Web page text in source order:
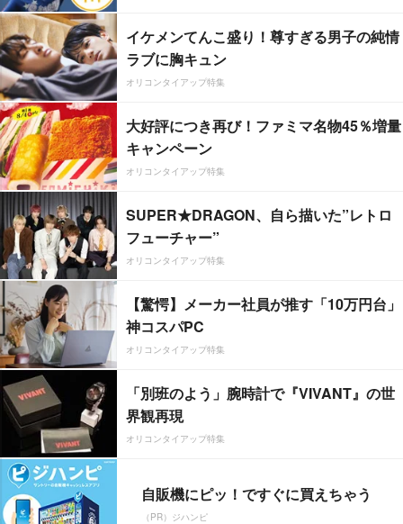
イケメンてんこ盛り！尊すぎる男子の純情
ラブに胸キュン
オリコンタイアップ特集
大好評につき再び！ファミマ名物45％増量
キャンペーン
オリコンタイアップ特集
SUPER★DRAGON、自ら描いた”レトロ
フューチャー”
オリコンタイアップ特集
【驚愕】メーカー社員が推す「10万円台」
神コスパPC
オリコンタイアップ特集
「別班のよう」腕時計で『VIVANT』の世
界観再現
オリコンタイアップ特集
自販機にピッ！ですぐに買えちゃう
（PR）ジハンピ